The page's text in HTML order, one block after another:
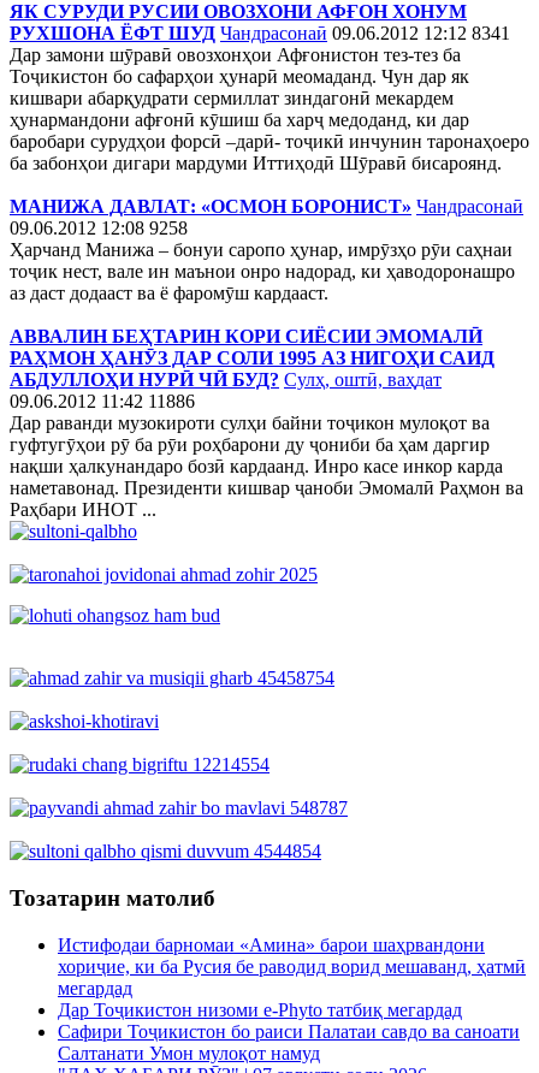
ЯК СУРУДИ РУСИИ ОВОЗХОНИ АФҒОН ХОНУМ
РУХШОНА ЁФТ ШУД Чандрасонаӣ 09.06.2012 12:12 8341
Дар замони шӯравӣ овозхонҳои Афғонистон тез-тез ба
Тоҷикистон бо сафарҳои ҳунарӣ меомаданд. Чун дар як
кишвари абарқудрати сермиллат зиндагонӣ мекардем
ҳунармандони афғонӣ кӯшиш ба харҷ медоданд, ки дар
баробари сурудҳои форсӣ –дарӣ- тоҷикӣ инчунин таронаҳоеро
ба забонҳои дигари мардуми Иттиҳодӣ Шӯравӣ бисароянд.
МАНИЖА ДАВЛАТ: «ОСМОН БОРОНИСТ» Чандрасонаӣ
09.06.2012 12:08 9258
Ҳарчанд Манижа – бонуи саропо ҳунар, имрӯзҳо рӯи саҳнаи
тоҷик нест, вале ин маънои онро надорад, ки ҳаводоронашро
аз даст додааст ва ё фаромӯш кардааст.
АВВАЛИН БЕҲТАРИН КОРИ СИЁСИИ ЭМОМАЛӢ
РАҲМОН ҲАНӮЗ ДАР СОЛИ 1995 АЗ НИГОҲИ САИД
АБДУЛЛОҲИ НУРӢ ЧӢ БУД? Сулҳ, оштӣ, ваҳдат
09.06.2012 11:42 11886
Дар раванди музокироти сулҳи байни тоҷикон мулоқот ва
гуфтугӯҳои рӯ ба рӯи роҳбарони ду ҷониби ба ҳам даргир
нақши ҳалкунандаро бозӣ кардаанд. Инро касе инкор карда
наметавонад. Президенти кишвар ҷаноби Эмомалӣ Раҳмон ва
Раҳбари ИНОТ ...
Тозатарин матолиб
Истифодаи барномаи «Амина» барои шаҳрвандони
хориҷие, ки ба Русия бе раводид ворид мешаванд, ҳатмӣ
мегардад
Дар Тоҷикистон низоми e-Phyto татбиқ мегардад
Сафири Тоҷикистон бо раиси Палатаи савдо ва саноати
Салтанати Умон мулоқот намуд